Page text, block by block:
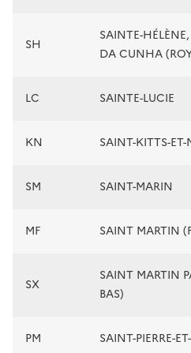
SH
SAINTE-
DA CUNHA
LC SAINTE-LUCIE
KN SAINT-KITTS-ET-
SM SAINT-MARIN
MF SAINT MARTIN
SX
SAINT MARTIN
BAS)
PM SAINT-PIERRE-